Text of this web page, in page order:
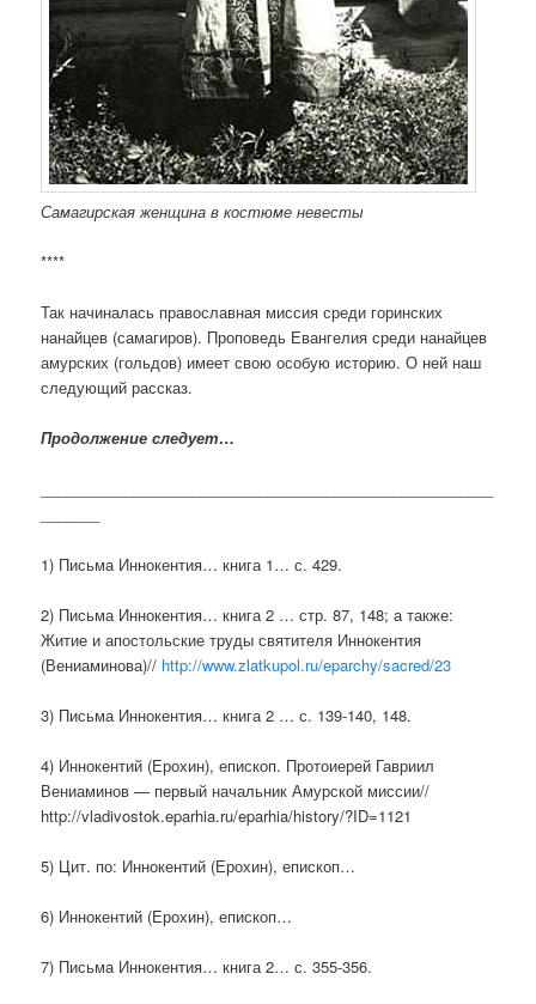
Самагирская женщина в костюме невесты
****
Так начиналась православная миссия среди горинских
нанайцев (самагиров). Проповедь Евангелия среди нанайцев
амурских (гольдов) имеет свою особую историю. О ней наш
следующий рассказ.
Продолжение следует…
1) Письма Иннокентия… книга 1… с. 429.
2) Письма Иннокентия… книга 2 … стр. 87, 148; а также:
Житие и апостольские труды святителя Иннокентия
(Вениаминова)// http://www.zlatkupol.ru/eparchy/sacred/23
3) Письма Иннокентия… книга 2 … с. 139-140, 148.
4) Иннокентий (Ерохин), епископ. Протоиерей Гавриил
Вениаминов — первый начальник Амурской миссии//
http://vladivostok.eparhia.ru/eparhia/history/?ID=1121
5) Цит. по: Иннокентий (Ерохин), епископ…
6) Иннокентий (Ерохин), епископ…
7) Письма Иннокентия… книга 2… с. 355-356.